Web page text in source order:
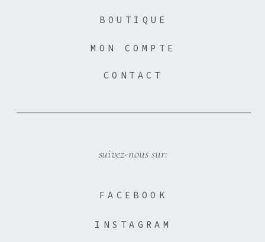
INSTAGRAM
FACEBOOK
suivez-nous sur:
CONTACT
BOUTIQUE
MON COMPTE